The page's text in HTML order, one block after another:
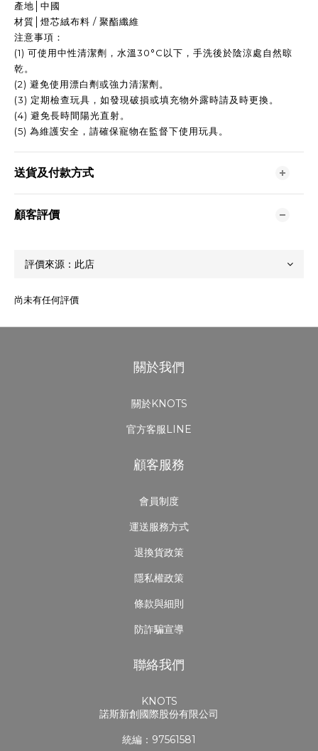
產地│中國
材質│燈芯絨布料 / 聚酯纖維
注意事項：
(1) 可使用中性清潔劑，水溫30°C以下，手洗後於陰涼處自然晾
乾。
(2) 避免使用漂白劑或強力清潔劑。
(3) 定期檢查玩具，如發現破損或填充物外露時請及時更換。
(4) 避免長時間陽光直射。
(5) 為維護安全，請確保寵物在監督下使用玩具。
送貨及付款方式
顧客評價
尚未有任何評價
關於我們
關於KNOTS
官方客服LINE
顧客服務
會員制度
運送服務方式
退換貨政策
隱私權政策
條款與細則
防詐騙宣導
聯絡我們
KNOTS
諾斯新創國際股份有限公司
統編：97561581